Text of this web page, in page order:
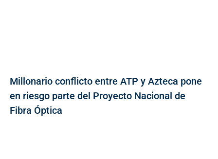
Millonario conflicto entre ATP y Azteca pone
en riesgo parte del Proyecto Nacional de
Fibra Óptica